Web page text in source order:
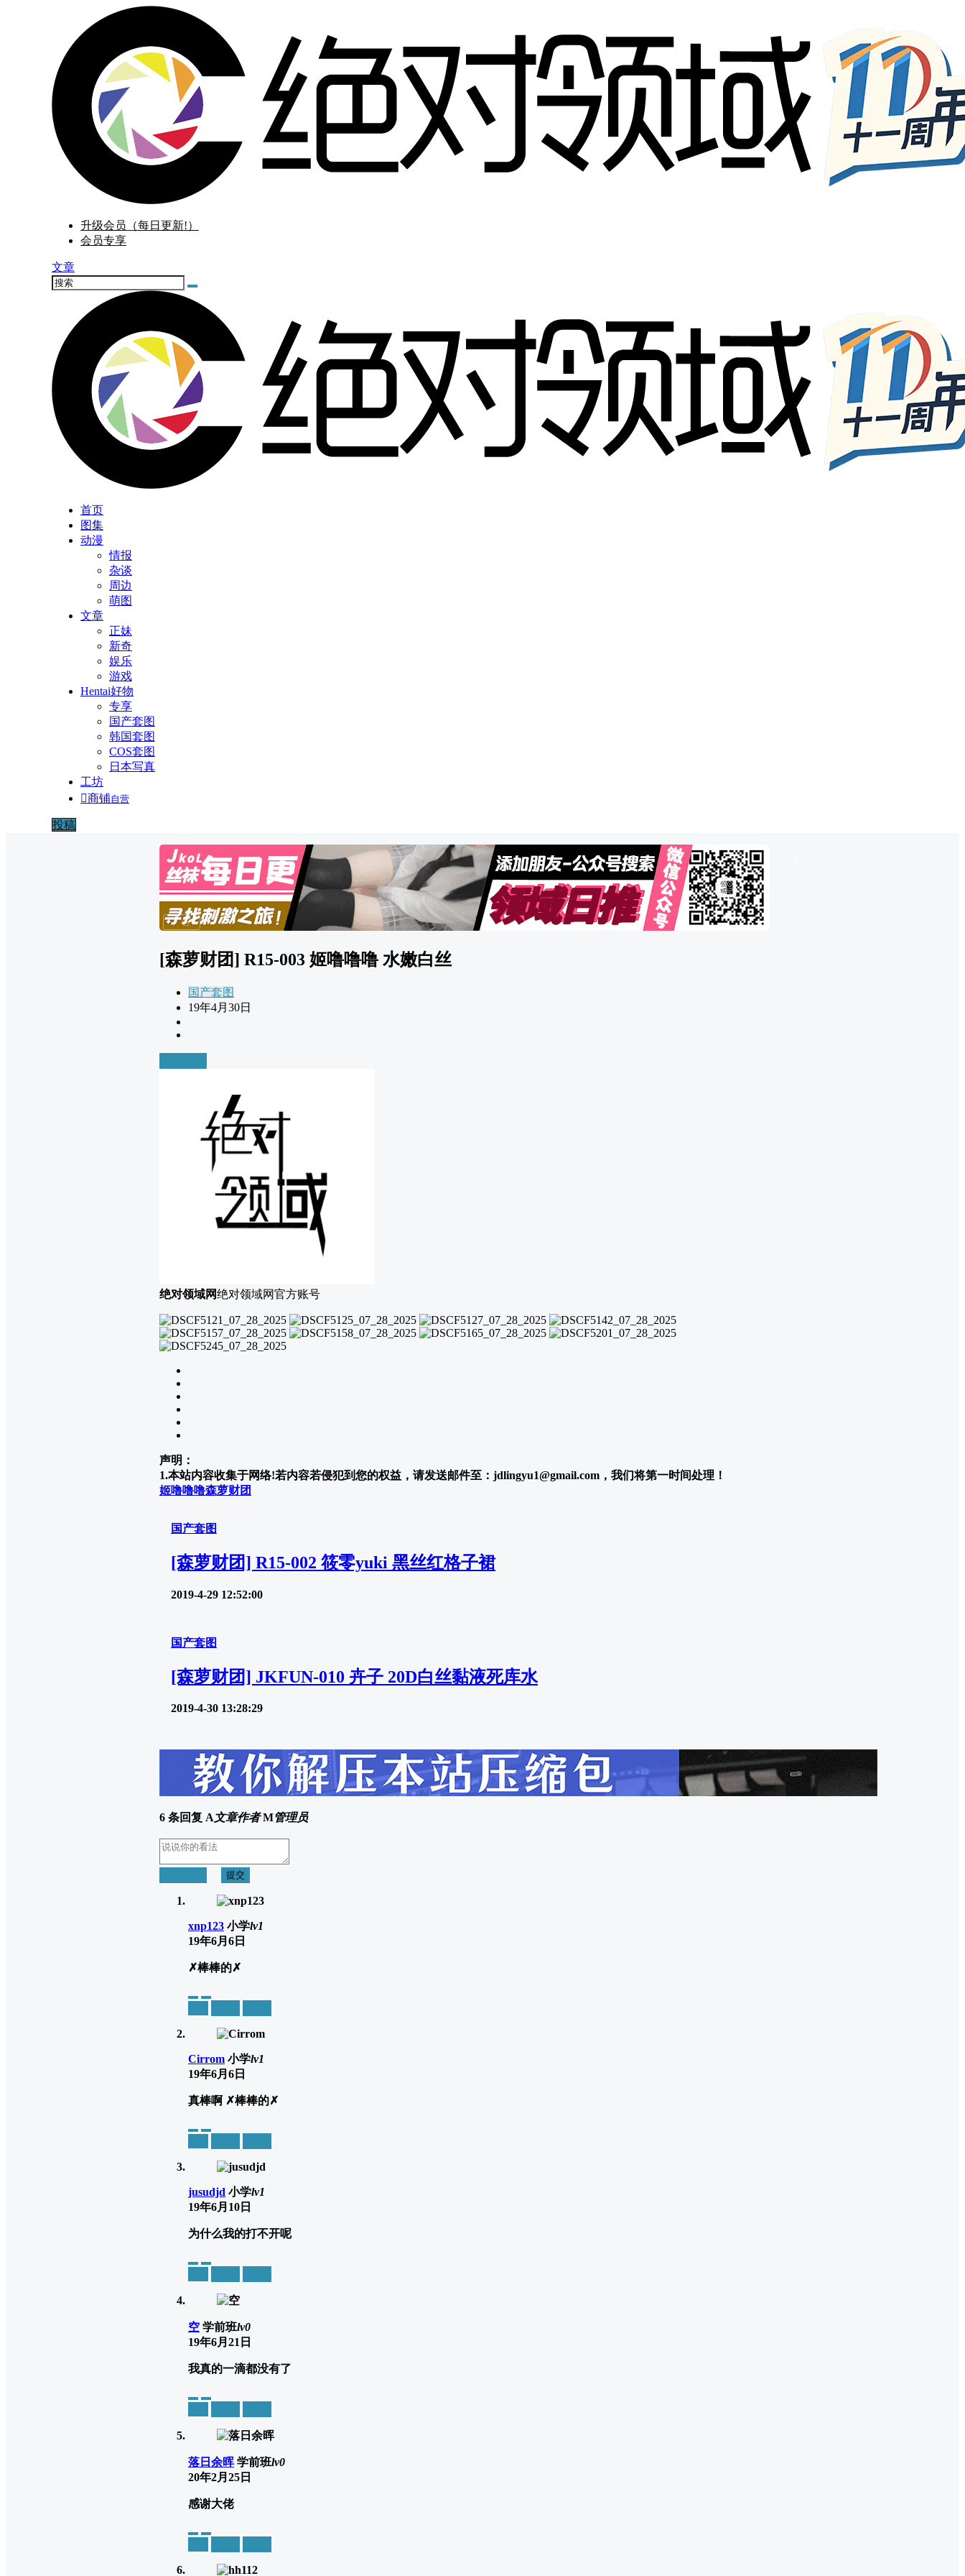
升级会员（每日更新!）
会员专享
文章
首页
图集
动漫
情报
杂谈
周边
萌图
文章
正妹
新奇
娱乐
游戏
Hentai好物
专享
国产套图
韩国套图
COS套图
日本写真
工坊
商铺自营
投稿
广告
[森萝财团] R15-003 姬噜噜噜 水嫩白丝
国产套图
19年4月30日
绝对领域网绝对领域网官方账号
声明：
1.本站内容收集于网络!若内容若侵犯到您的权益，请发送邮件至：jdlingyu1@gmail.com，我们将第一时间处理！
姬噜噜噜森萝财团
国产套图
[森萝财团] R15-002 筱零yuki 黑丝红格子裙
2019-4-29 12:52:00
国产套图
[森萝财团] JKFUN-010 卉子 20D白丝黏液死库水
2019-4-30 13:28:29
6 条回复 A文章作者 M管理员
提交
xnp123 小学lv1
19年6月6日
✗棒棒的✗
Cirrom 小学lv1
19年6月6日
真棒啊 ✗棒棒的✗
jusudjd 小学lv1
19年6月10日
为什么我的打不开呢
空 学前班lv0
19年6月21日
我真的一滴都没有了
落日余晖 学前班lv0
20年2月25日
感谢大佬